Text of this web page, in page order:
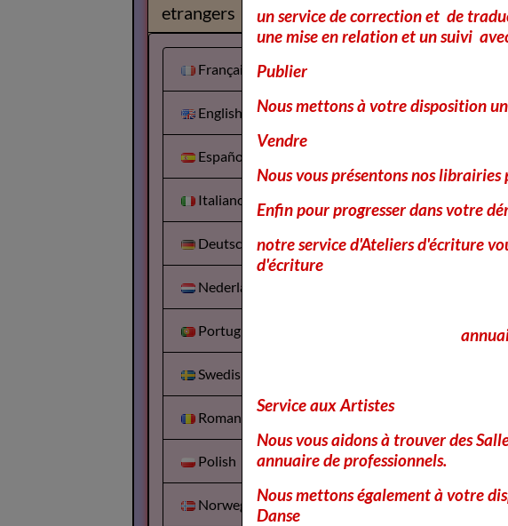
etrangers
Français
English
Español
Italiano
Deutsch
Nederlands
Portuguesa
Swedish
Romanian
Polish
Norwegian
un service de correction et de
une mise en relation et un suivi
Publier
Nous mettons à votre disposition
Vendre
Nous vous présentons nos
Enfin pour progresser dans votre
notre service d'Ateliers d'écriture
d'écriture
Service aux Artistes
Nous vous aidons à trouver des
annuaire de professionnels.
Nous mettons également à votre
Danse